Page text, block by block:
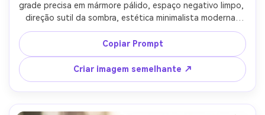
grade precisa em mármore pálido, espaço negativo limpo,
direção sutil da sombra, estética minimalista moderna,
disparada em Fujifilm X-T5, lente de 35 mm, f/6.3, bordas
nítidas, vermelhos realistas, alta resolução, realismo
comercial de fotos de stock, iluminação cinematográfica
suave-AR 4:5
Copiar Prompt
Criar imagem semelhante ↗